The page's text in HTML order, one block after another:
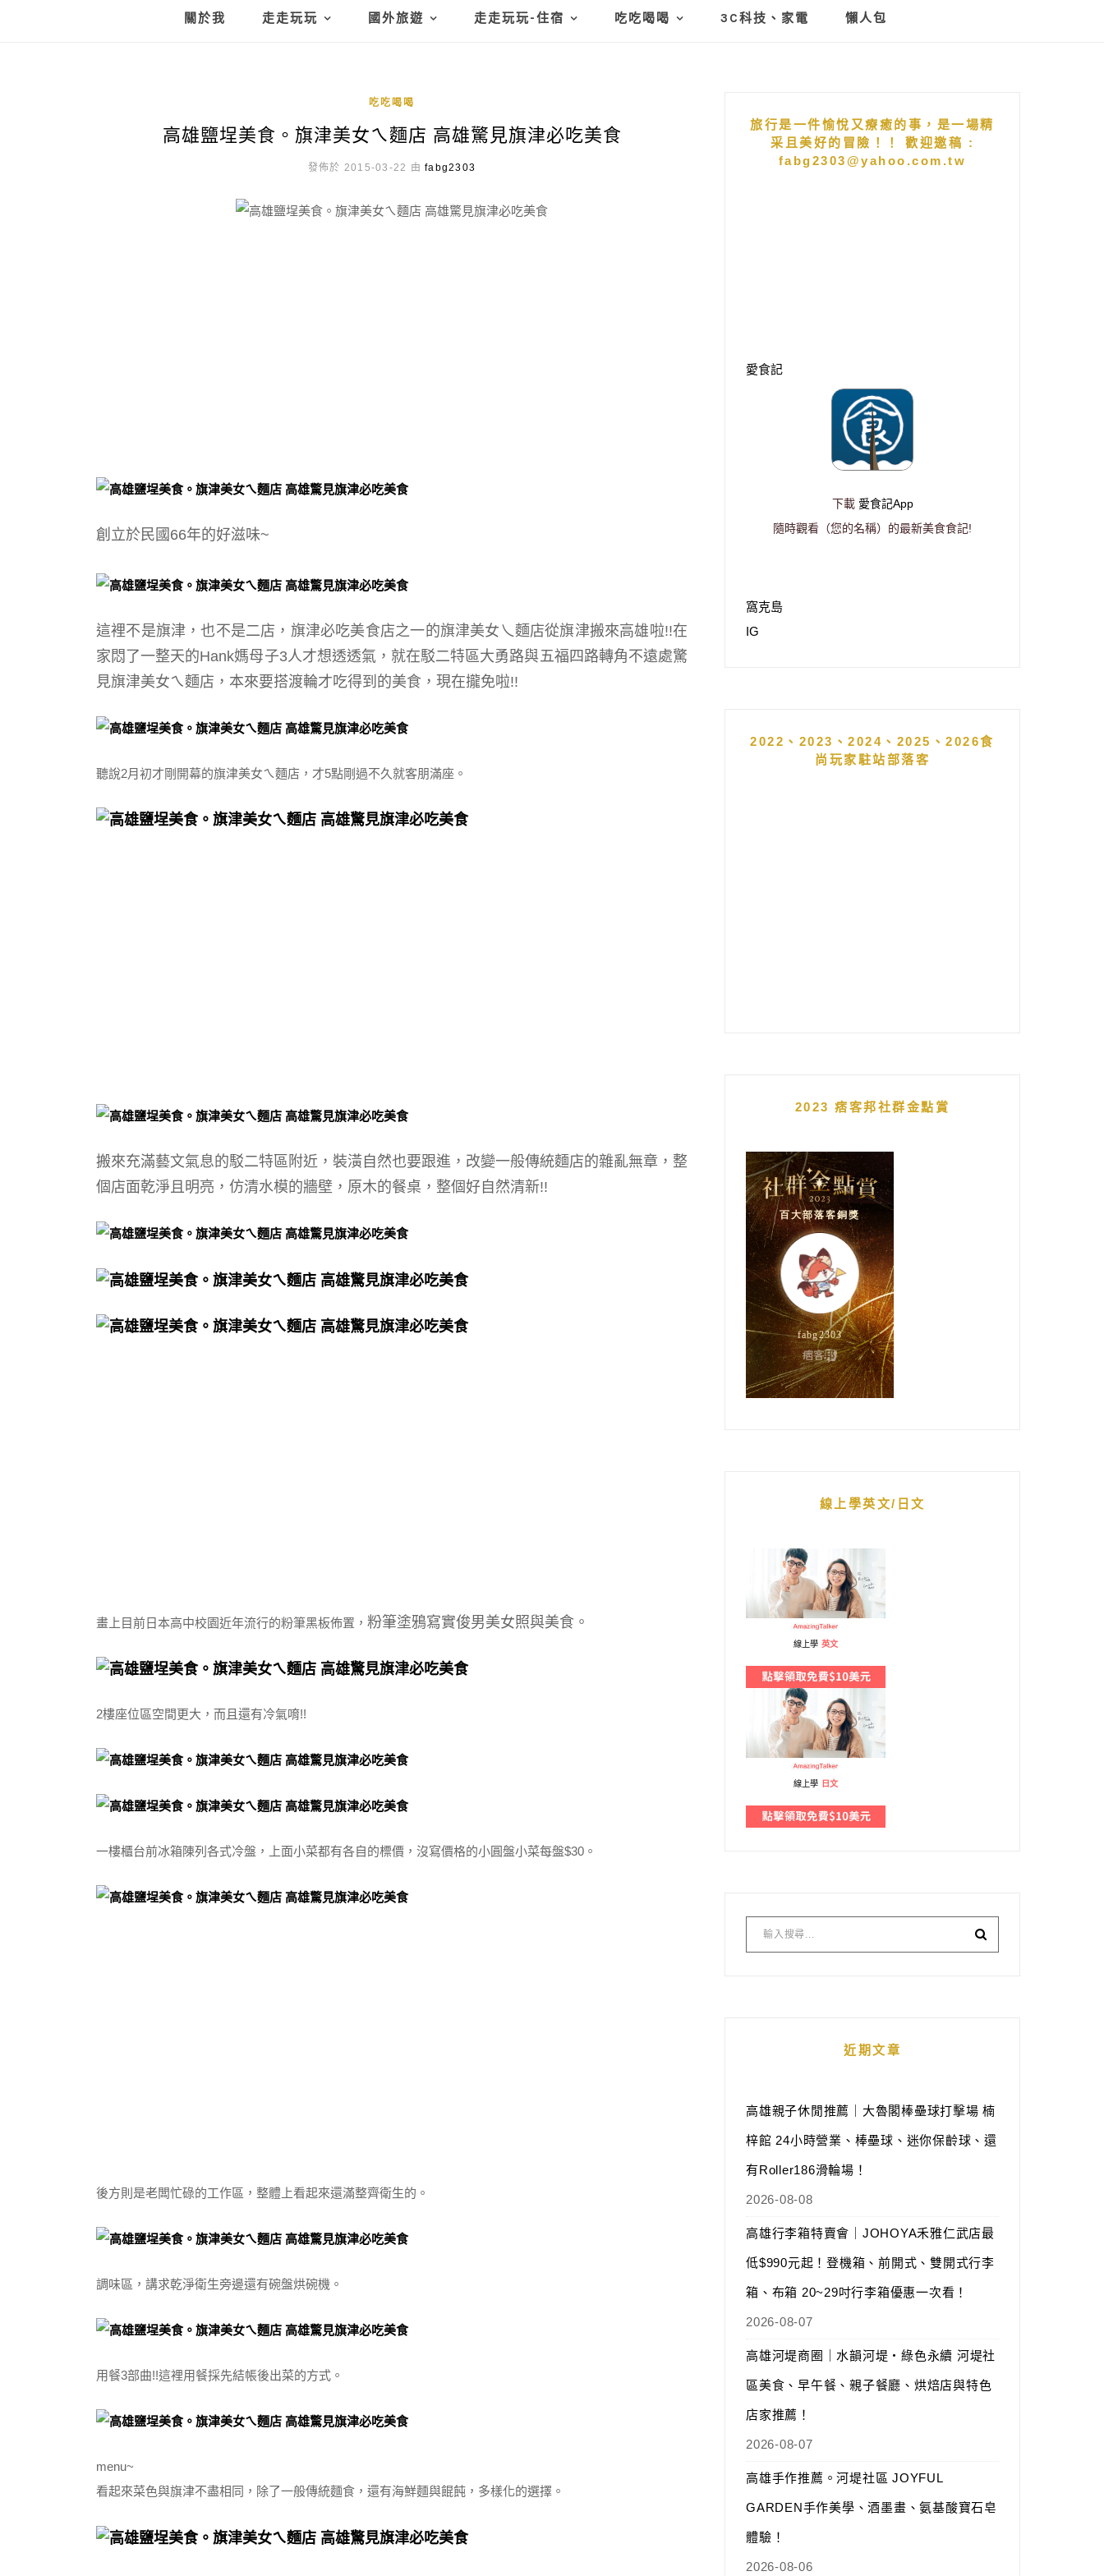
關於我 走走玩玩 國外旅遊 走走玩玩-住宿 吃吃喝喝 3C科技、家電 懶人包
吃吃喝喝
高雄鹽埕美食。旗津美女ㄟ麵店 高雄驚見旗津必吃美食
發佈於 2015-03-22 由fabg2303
創立於民國66年的好滋味~
這裡不是旗津，也不是二店，旗津必吃美食店之一的旗津美女乀麵店從旗津搬來高雄啦!!在
家悶了一整天的Hank媽母子3人才想透透氣，就在駁二特區大勇路與五福四路轉角不遠處驚
見旗津美女ㄟ麵店，本來要搭渡輪才吃得到的美食，現在攏免啦!!
聽說2月初才剛開幕的旗津美女ㄟ麵店，才5點剛過不久就客朋滿座。
搬來充滿藝文氣息的駁二特區附近，裝潢自然也要跟進，改變一般傳統麵店的雜亂無章，整
個店面乾淨且明亮，仿清水模的牆壁，原木的餐桌，整個好自然清新!!
畫上目前日本高中校園近年流行的粉筆黑板佈置， 粉筆塗鴉寫實俊男美女照與美食。
2樓座位區空間更大，而且還有冷氣唷!!
一樓櫃台前冰箱陳列各式冷盤，上面小菜都有各自的標價，沒寫價格的小圓盤小菜每盤$30。
後方則是老闆忙碌的工作區，整體上看起來還滿整齊衛生的。
調味區，講求乾淨衛生旁邊還有碗盤烘碗機。
用餐3部曲!!這裡用餐採先結帳後出菜的方式。
menu~
看起來菜色與旗津不盡相同，除了一般傳統麵食，還有海鮮麵與餛飩，多樣化的選擇。
旅行是一件愉悅又療癒的事，是一場精
采且美好的冒險！！ 歡迎邀稿 :
fabg2303@yahoo.com.tw
愛食記
下載 愛食記App
隨時觀看（您的名稱）的最新美食食記!
窩克島
IG
2022、2023、2024、2025、2026食
尚玩家駐站部落客
2023 痞客邦社群金點賞
線上學英文/日文
線上學 英文
線上學 日文
近期文章
高雄親子休閒推薦｜大魯閣棒壘球打擊場 楠
梓館 24小時營業、棒壘球、迷你保齡球、還
有Roller186滑輪場！
2026-08-08
高雄行李箱特賣會｜JOHOYA禾雅仁武店最
低$990元起！登機箱、前開式、雙開式行李
箱、布箱 20~29吋行李箱優惠一次看！
2026-08-07
高雄河堤商圈｜水韻河堤‧綠色永續 河堤社
區美食、早午餐、親子餐廳、烘焙店與特色
店家推薦！
2026-08-07
高雄手作推薦。河堤社區 JOYFUL
GARDEN手作美學、酒墨畫、氨基酸寶石皂
體驗！
2026-08-06